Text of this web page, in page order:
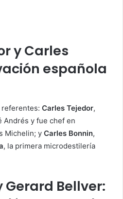
y Carles
española
referentes: Carles Tejedor,
Andrés y fue chef en
Michelin; y Carles Bonnin,
, la primera microdestilería
Gerard Bellver: